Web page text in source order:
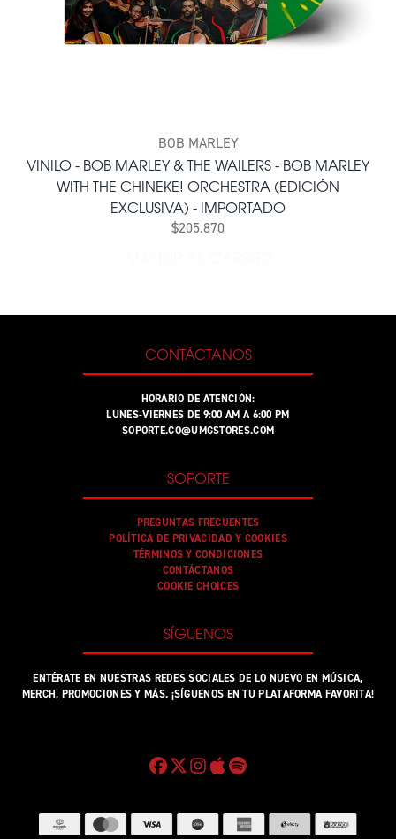
BOB MARLEY
VINILO - BOB MARLEY & THE WAILERS - BOB MARLEY
WITH THE CHINEKE! ORCHESTRA (EDICIÓN
EXCLUSIVA) - IMPORTADO
$205.870
CONTÁCTANOS
HORARIO DE ATENCIÓN:
LUNES-VIERNES DE 9:00 AM A 6:00 PM
SOPORTE.CO@UMGSTORES.COM
SOPORTE
PREGUNTAS FRECUENTES
POLÍTICA DE PRIVACIDAD Y COOKIES
TÉRMINOS Y CONDICIONES
CONTÁCTANOS
COOKIE CHOICES
SÍGUENOS
ENTÉRATE EN NUESTRAS REDES SOCIALES DE LO NUEVO EN MÚSICA,
MERCH, PROMOCIONES Y MÁS. ¡SÍGUENOS EN TU PLATAFORMA FAVORITA!